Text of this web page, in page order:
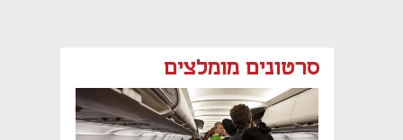
סרטונים מומלצים